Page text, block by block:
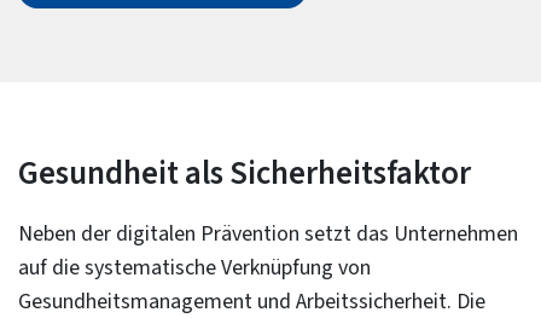
Kombination: digitale Prävention in der Planungsphase,
Gesundheit als Sicherheitsfaktor
Neben der digitalen Prävention setzt das Unternehmen
auf die systematische Verknüpfung von
Gesundheitsmanagement und Arbeitssicherheit. Die